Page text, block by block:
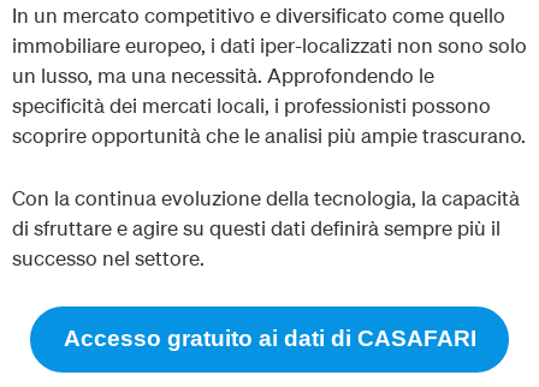
In un mercato competitivo e diversificato come quello
immobiliare europeo, i dati iper-localizzati non sono solo
un lusso, ma una necessità. Approfondendo le
specificità dei mercati locali, i professionisti possono
scoprire opportunità che le analisi più ampie trascurano.
Con la continua evoluzione della tecnologia, la capacità
di sfruttare e agire su questi dati definirà sempre più il
successo nel settore.
Accesso gratuito ai dati di CASAFARI